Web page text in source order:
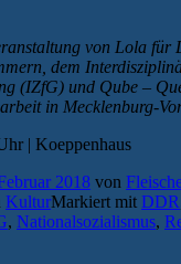
von Lola für
dem
(IZfG) und Qube –
in Mecklenburg-
| Koeppenhaus
2018 von
KulturMarkiert mit DDR
, Nationalsozialismus,